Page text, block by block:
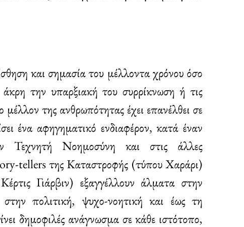
και σημασία του μέλλοντα χρόνου όσο
την υπαρξιακή του συρρίκνωση ή τις
της ανθρωπότητας έχει επανέλθει σε
ένα αφηγηματικό ενδιαφέρον, κατά έναν
Νοημοσύνη και στις άλλες
tellers της Καταστροφής (τύπου Χαράρι)
Γιάρβιν) εξαγγέλλουν άλματα στην
πολιτική, ψυχο-νοητική και έως τη
δημοφιλές ανάγνωσμα σε κάθε ιστότοπο,